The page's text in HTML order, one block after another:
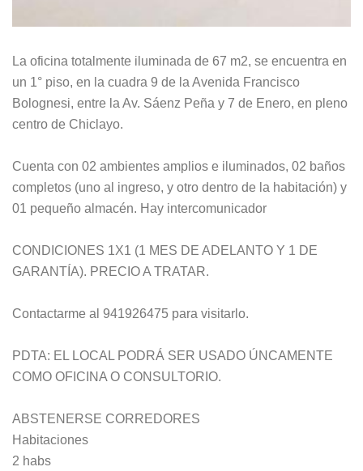
La oficina totalmente iluminada de 67 m2, se encuentra en
un 1° piso, en la cuadra 9 de la Avenida Francisco
Bolognesi, entre la Av. Sáenz Peña y 7 de Enero, en pleno
centro de Chiclayo.
Cuenta con 02 ambientes amplios e iluminados, 02 baños
completos (uno al ingreso, y otro dentro de la habitación) y
01 pequeño almacén. Hay intercomunicador
CONDICIONES 1X1 (1 MES DE ADELANTO Y 1 DE
GARANTÍA). PRECIO A TRATAR.
Contactarme al 941926475 para visitarlo.
PDTA: EL LOCAL PODRÁ SER USADO ÚNCAMENTE
COMO OFICINA O CONSULTORIO.
ABSTENERSE CORREDORES
Habitaciones
2 habs